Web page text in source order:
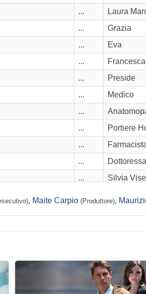
...
Laura
...
Grazia
...
Eva
...
Francesca
...
Preside
...
Medico
...
...
Portiere
...
...
...
Silvia
...
Umberto
Sergio
, Maite Carpio (Produttore),